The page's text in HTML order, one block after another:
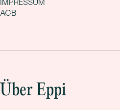
IMPRESSUM
AGB
Über Eppi